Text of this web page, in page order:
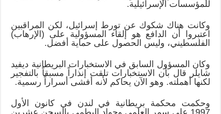
للمؤسسات الإسرائيلية.
وكانت هناك شكوك عن تورط إسرائيل، لكن المراقبين
اعتبروا أن الدافع هو إلقاء المسؤولية على (الإرهاب)
الفلسطيني، وليس الحصول على حماية أفضل.
وكان المسؤول السابق في الاستخبارات البريطانية ديفيد
شايلر قال بأن الاستخبارات تلقت إنذاراً مسبقاً بالتفجير
لكنها أهملته. وهو الآن يحاكم لأنه أفشى أسراراً رسمية.
وحكمت محكمة بريطانية في لندن في كانون الأول
1997 على سمر العلمي وجواد البطمي بالسجن عشرين